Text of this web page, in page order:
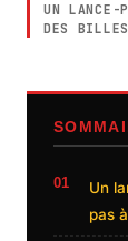
UN LANCE-
DES
Un
pas